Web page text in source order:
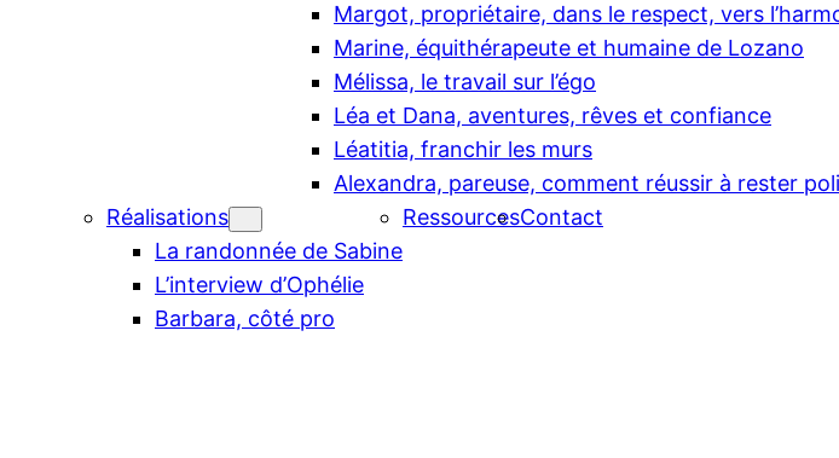
Margot, propriétaire, dans le respect, vers
Marine, équithérapeute et humaine de Lozano
Mélissa, le travail sur l’égo
Léa et Dana, aventures, rêves et confiance
Léatitia, franchir les murs
Alexandra, pareuse, comment réussir à rester
Réalisations
La randonnée de Sabine
L’interview d’Ophélie
Barbara, côté pro
RessourcesContact